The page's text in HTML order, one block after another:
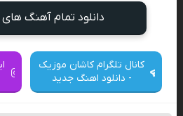
دانلود تمام آهنگ
کانال تلگرام کاشان موزیک
- دانلود اهنگ جدید